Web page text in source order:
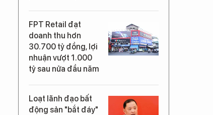
FPT Retail đạt
doanh thu hơn
30.700 tỷ đồng, lợi
nhuận vượt 1.000
tỷ sau nửa đầu năm
Loạt lãnh đạo bất
động sản "bắt đáy"